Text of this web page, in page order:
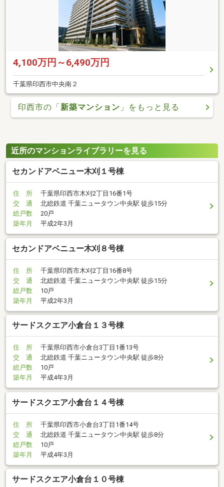
4,100万円～6,490万円
千葉県印西市中央南２
印西市の「 新築マンション 」をもっと見る
近所のマンションライブラリーを見る
セカンドアベニュー木刈１号棟
住 所
千葉県印西市木刈2丁目16番1号
交 通
北総鉄道 千葉ニュータウン中央駅 徒歩15分
総戸数
20戸
築年月
平成2年3月
セカンドアベニュー木刈８号棟
住 所
千葉県印西市木刈2丁目16番8号
交 通
北総鉄道 千葉ニュータウン中央駅 徒歩15分
総戸数
10戸
築年月
平成2年3月
サードスクエア小倉台１３号棟
住 所
千葉県印西市小倉台3丁目1番13号
交 通
北総鉄道 千葉ニュータウン中央駅 徒歩8分
総戸数
10戸
築年月
平成4年3月
サードスクエア小倉台１４号棟
住 所
千葉県印西市小倉台3丁目1番14号
交 通
北総鉄道 千葉ニュータウン中央駅 徒歩8分
総戸数
10戸
築年月
平成4年3月
サードスクエア小倉台１０号棟